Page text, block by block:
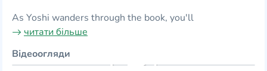
As Yoshi wanders through the book, you'll
читати більше
Відеоогляди